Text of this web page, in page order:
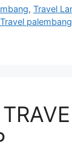
,Travel
Travel